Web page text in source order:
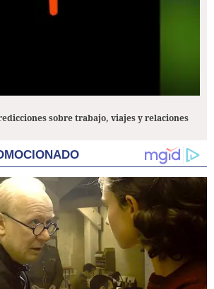
sobre trabajo, viajes y relaciones